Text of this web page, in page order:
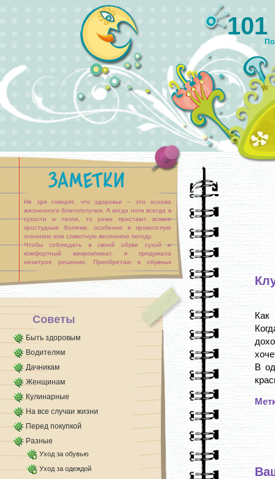
Не зря говорят, что здоровье – это основа
жизненного благополучия. А когда ноги всегда в
сухости и тепле, то реже пристают всякие
простудные болячки, особенно в промозглую
осеннюю или слякотную весеннюю погоду.
Чтобы соблюдать в своей обуви сухой и
комфортный микроклимат, я придумала
нехитрое решение. Приобретаю в обувных
магазинах два-три комплекта запасных
утеплённых стелек и беру [...]
Советы
Быть здоровым
Водителям
Дачникам
Женщинам
Кулинарные
На все случаи жизни
Перед покупкой
Разные
Уход за обувью
Уход за одеждой
Как
В